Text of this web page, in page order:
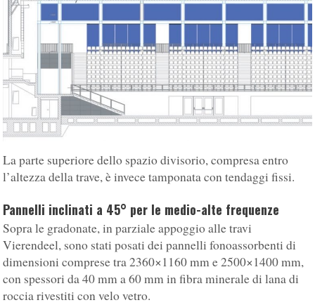
La parte superiore dello spazio divisorio, compresa entro
l’altezza della trave, è invece tamponata con tendaggi fissi.
Pannelli inclinati a 45° per le medio-alte frequenze
Sopra le gradonate, in parziale appoggio alle travi
Vierendeel, sono stati posati dei pannelli fonoassorbenti di
dimensioni comprese tra 2360×1160 mm e 2500×1400 mm,
con spessori da 40 mm a 60 mm in fibra minerale di lana di
roccia rivestiti con velo vetro.